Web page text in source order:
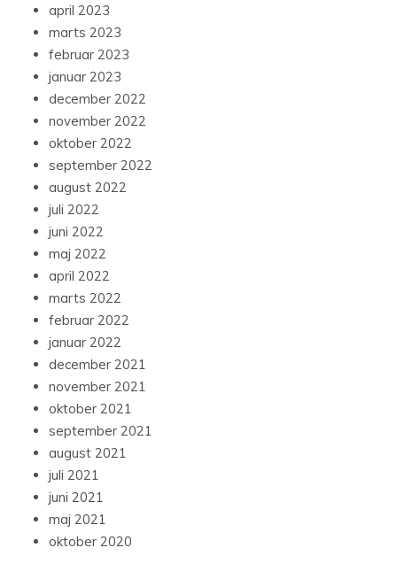
april 2023
marts 2023
februar 2023
januar 2023
december 2022
november 2022
oktober 2022
september 2022
august 2022
juli 2022
juni 2022
maj 2022
april 2022
marts 2022
februar 2022
januar 2022
december 2021
november 2021
oktober 2021
september 2021
august 2021
juli 2021
juni 2021
maj 2021
oktober 2020